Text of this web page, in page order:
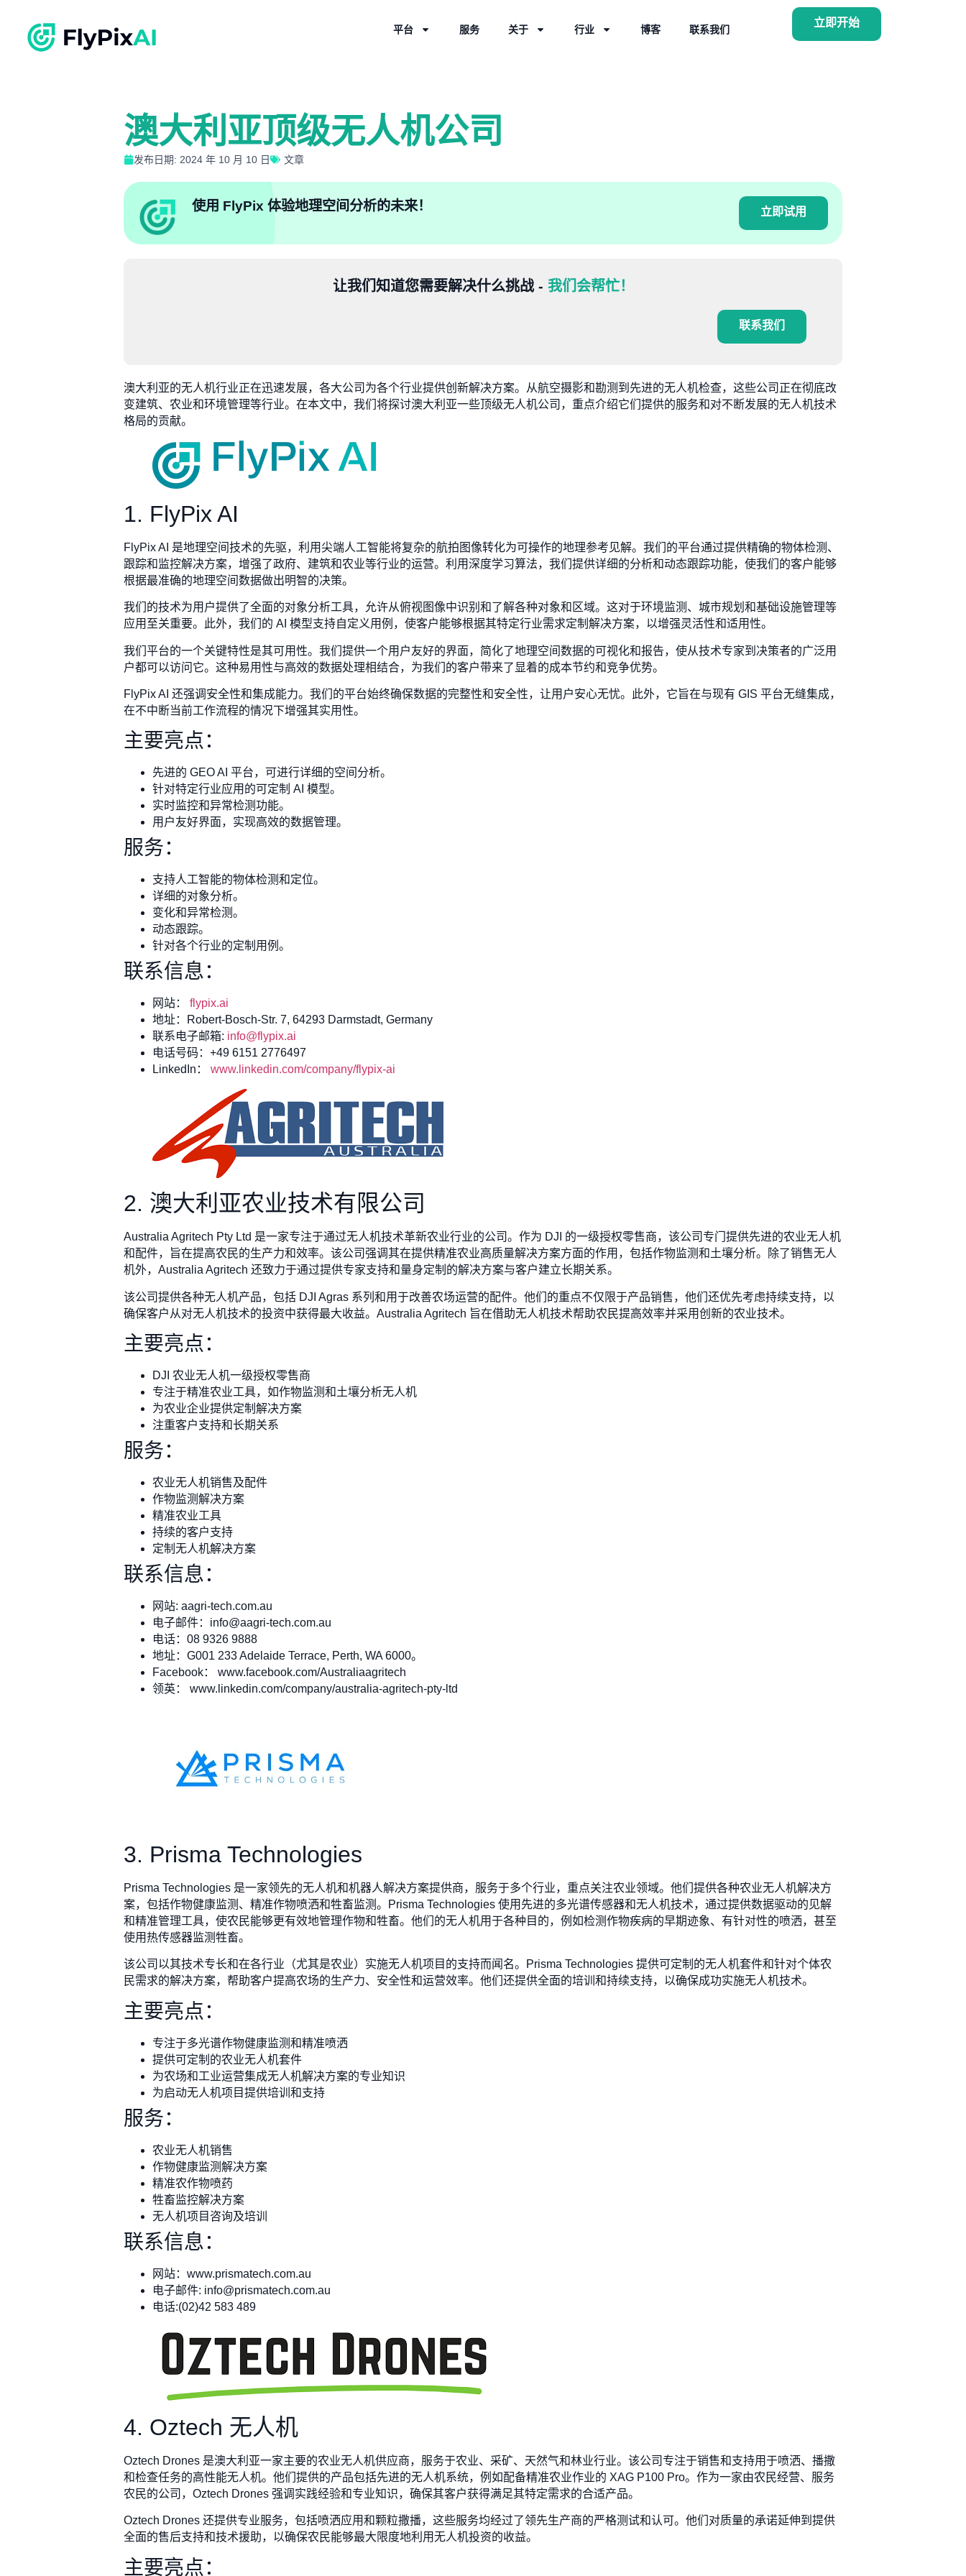
平台 服务 关于 行业 博客 联系我们
立即开始
澳大利亚顶级无人机公司
发布日期: 2024 年 10 月 10 日 文章
使用 FlyPix 体验地理空间分析的未来！ 立即试用
让我们知道您需要解决什么挑战 - 我们会帮忙！
联系我们
澳大利亚的无人机行业正在迅速发展，各大公司为各个行业提供创新解决方案。从航空摄影和勘测到先进的无人机检查，这些公司正在彻底改
变建筑、农业和环境管理等行业。在本文中，我们将探讨澳大利亚一些顶级无人机公司，重点介绍它们提供的服务和对不断发展的无人机技术
格局的贡献。
1. FlyPix AI
FlyPix AI 是地理空间技术的先驱，利用尖端人工智能将复杂的航拍图像转化为可操作的地理参考见解。我们的平台通过提供精确的物体检测、
跟踪和监控解决方案，增强了政府、建筑和农业等行业的运营。利用深度学习算法，我们提供详细的分析和动态跟踪功能，使我们的客户能够
根据最准确的地理空间数据做出明智的决策。
我们的技术为用户提供了全面的对象分析工具，允许从俯视图像中识别和了解各种对象和区域。这对于环境监测、城市规划和基础设施管理等
应用至关重要。此外，我们的 AI 模型支持自定义用例，使客户能够根据其特定行业需求定制解决方案，以增强灵活性和适用性。
我们平台的一个关键特性是其可用性。我们提供一个用户友好的界面，简化了地理空间数据的可视化和报告，使从技术专家到决策者的广泛用
户都可以访问它。这种易用性与高效的数据处理相结合，为我们的客户带来了显着的成本节约和竞争优势。
FlyPix AI 还强调安全性和集成能力。我们的平台始终确保数据的完整性和安全性，让用户安心无忧。此外，它旨在与现有 GIS 平台无缝集成，
在不中断当前工作流程的情况下增强其实用性。
主要亮点：
先进的 GEO AI 平台，可进行详细的空间分析。
针对特定行业应用的可定制 AI 模型。
实时监控和异常检测功能。
用户友好界面，实现高效的数据管理。
服务：
支持人工智能的物体检测和定位。
详细的对象分析。
变化和异常检测。
动态跟踪。
针对各个行业的定制用例。
联系信息：
网站： flypix.ai
地址：Robert-Bosch-Str. 7, 64293 Darmstadt, Germany
联系电子邮箱: info@flypix.ai
电话号码：+49 6151 2776497
LinkedIn： www.linkedin.com/company/flypix-ai
2. 澳大利亚农业技术有限公司
Australia Agritech Pty Ltd 是一家专注于通过无人机技术革新农业行业的公司。作为 DJI 的一级授权零售商，该公司专门提供先进的农业无人机
和配件，旨在提高农民的生产力和效率。该公司强调其在提供精准农业高质量解决方案方面的作用，包括作物监测和土壤分析。除了销售无人
机外，Australia Agritech 还致力于通过提供专家支持和量身定制的解决方案与客户建立长期关系。
该公司提供各种无人机产品，包括 DJI Agras 系列和用于改善农场运营的配件。他们的重点不仅限于产品销售，他们还优先考虑持续支持，以
确保客户从对无人机技术的投资中获得最大收益。Australia Agritech 旨在借助无人机技术帮助农民提高效率并采用创新的农业技术。
主要亮点：
DJI 农业无人机一级授权零售商
专注于精准农业工具，如作物监测和土壤分析无人机
为农业企业提供定制解决方案
注重客户支持和长期关系
服务：
农业无人机销售及配件
作物监测解决方案
精准农业工具
持续的客户支持
定制无人机解决方案
联系信息：
网站: aagri-tech.com.au
电子邮件： info@aagri-tech.com.au
电话：08 9326 9888
地址：G001 233 Adelaide Terrace, Perth, WA 6000。
Facebook： www.facebook.com/Australiaagritech
领英： www.linkedin.com/company/australia-agritech-pty-ltd
3. Prisma Technologies
Prisma Technologies 是一家领先的无人机和机器人解决方案提供商，服务于多个行业，重点关注农业领域。他们提供各种农业无人机解决方
案，包括作物健康监测、精准作物喷洒和牲畜监测。Prisma Technologies 使用先进的多光谱传感器和无人机技术，通过提供数据驱动的见解
和精准管理工具，使农民能够更有效地管理作物和牲畜。他们的无人机用于各种目的，例如检测作物疾病的早期迹象、有针对性的喷洒，甚至
使用热传感器监测牲畜。
该公司以其技术专长和在各行业（尤其是农业）实施无人机项目的支持而闻名。Prisma Technologies 提供可定制的无人机套件和针对个体农
民需求的解决方案，帮助客户提高农场的生产力、安全性和运营效率。他们还提供全面的培训和持续支持，以确保成功实施无人机技术。
主要亮点：
专注于多光谱作物健康监测和精准喷洒
提供可定制的农业无人机套件
为农场和工业运营集成无人机解决方案的专业知识
为启动无人机项目提供培训和支持
服务：
农业无人机销售
作物健康监测解决方案
精准农作物喷药
牲畜监控解决方案
无人机项目咨询及培训
联系信息：
网站：www.prismatech.com.au
电子邮件: info@prismatech.com.au
电话:(02)42 583 489
4. Oztech 无人机
Oztech Drones 是澳大利亚一家主要的农业无人机供应商，服务于农业、采矿、天然气和林业行业。该公司专注于销售和支持用于喷洒、播撒
和检查任务的高性能无人机。他们提供的产品包括先进的无人机系统，例如配备精准农业作业的 XAG P100 Pro。作为一家由农民经营、服务
农民的公司，Oztech Drones 强调实践经验和专业知识，确保其客户获得满足其特定需求的合适产品。
Oztech Drones 还提供专业服务，包括喷洒应用和颗粒撒播，这些服务均经过了领先生产商的严格测试和认可。他们对质量的承诺延伸到提供
全面的售后支持和技术援助，以确保农民能够最大限度地利用无人机投资的收益。
主要亮点：